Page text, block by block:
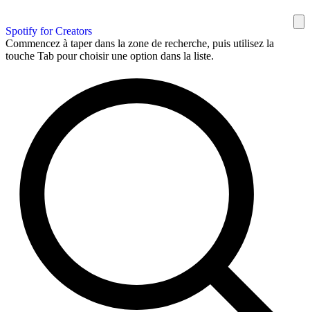
Spotify for Creators
Commencez à taper dans la zone de recherche, puis utilisez la
touche Tab pour choisir une option dans la liste.